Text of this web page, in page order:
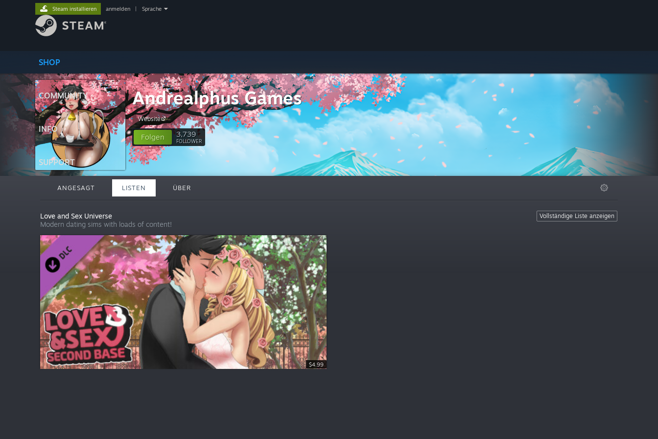
SHOP
COMMUNITY
INFO
SUPPORT
Steam installieren anmelden Sprache
Andrealphus Games
Website
Folgen 3,739
FOLLOWER
ANGESAGT LISTEN ÜBER
Vollständige Liste anzeigen
Love and Sex Universe
Modern dating sims with loads of content!
$4.99